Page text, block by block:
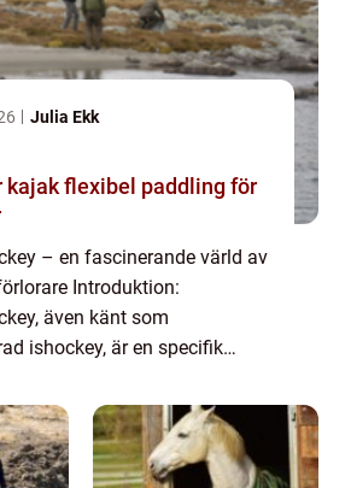
Julia Ekk
paddling för
– en fascinerande värld av
Introduktion:
även känt som
ishockey, är en specifik
och jämföra spelares och